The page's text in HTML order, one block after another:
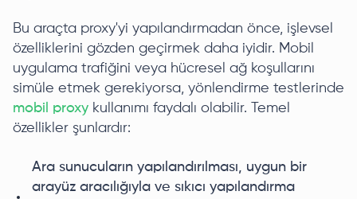
Bu araçta proxy'yi yapılandırmadan önce, işlevsel
özelliklerini gözden geçirmek daha iyidir. Mobil
uygulama trafiğini veya hücresel ağ koşullarını
simüle etmek gerekiyorsa, yönlendirme testlerinde
mobil proxy kullanımı faydalı olabilir. Temel
özellikler şunlardır:
Ara sunucuların yapılandırılması, uygun bir
arayüz aracılığıyla ve sıkıcı yapılandırma